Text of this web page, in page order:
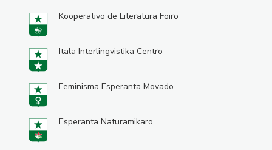
Kooperativo de Literatura Foiro
Itala Interlingvistika Centro
Feminisma Esperanta Movado
Esperanta Naturamikaro